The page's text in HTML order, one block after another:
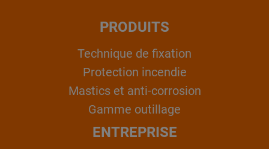
PRODUITS
Technique de fixation
Protection incendie
Mastics et anti-corrosion
Gamme outillage
ENTREPRISE